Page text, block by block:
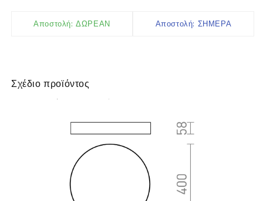
Αποστολή: ΔΩΡΕΑΝ Αποστολή: ΣΗΜΕΡΑ
Σχέδιο προϊόντος